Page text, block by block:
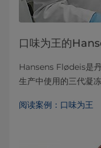
口味为王的
Hansens Flødeis是
生产中使用的三代凝
阅读案例：口味为王